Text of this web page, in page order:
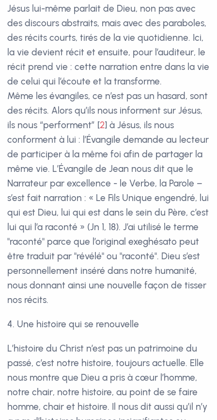
Jésus lui-même parlait de Dieu, non pas avec
des discours abstraits, mais avec des paraboles,
des récits courts, tirés de la vie quotidienne. Ici,
la vie devient récit et ensuite, pour l’auditeur, le
récit prend vie : cette narration entre dans la vie
de celui qui l’écoute et la transforme.
Même les évangiles, ce n’est pas un hasard, sont
des récits. Alors qu’ils nous informent sur Jésus,
ils nous “performent” [2] à Jésus, ils nous
conforment à lui : l’Évangile demande au lecteur
de participer à la même foi afin de partager la
même vie. L’Évangile de Jean nous dit que le
Narrateur par excellence - le Verbe, la Parole –
s’est fait narration : « Le Fils Unique engendré, lui
qui est Dieu, lui qui est dans le sein du Père, c’est
lui qui l’a raconté » (Jn 1, 18). J’ai utilisé le terme
"raconté" parce que l’original exeghésato peut
être traduit par "révélé" ou "raconté". Dieu s’est
personnellement inséré dans notre humanité,
nous donnant ainsi une nouvelle façon de tisser
nos récits.
4. Une histoire qui se renouvelle
L’histoire du Christ n’est pas un patrimoine du
passé, c’est notre histoire, toujours actuelle. Elle
nous montre que Dieu a pris à cœur l’homme,
notre chair, notre histoire, au point de se faire
homme, chair et histoire. Il nous dit aussi qu’il n’y